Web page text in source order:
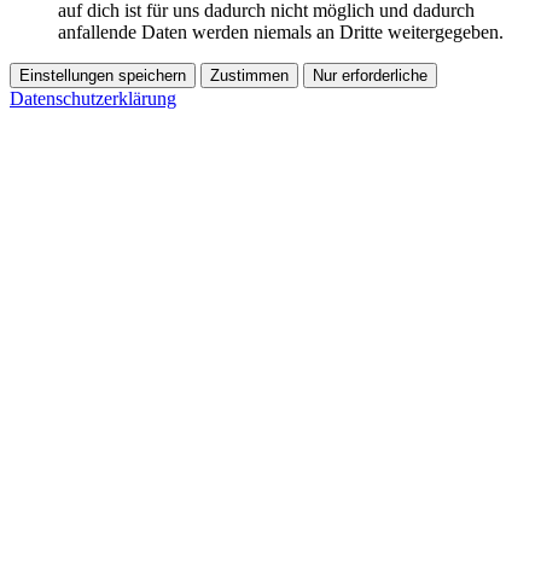
auf dich ist für uns dadurch nicht möglich und dadurch
anfallende Daten werden niemals an Dritte weitergegeben.
Einstellungen speichern Zustimmen Nur erforderliche
Datenschutzerklärung